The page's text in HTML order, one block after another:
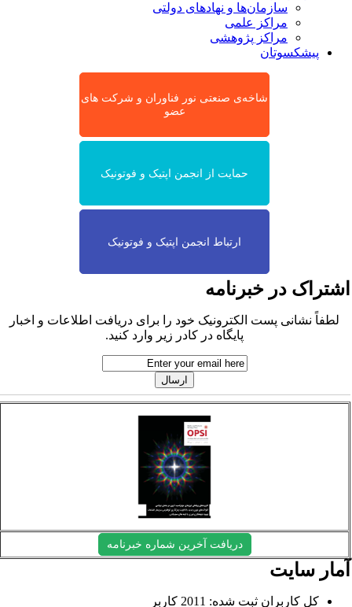
سازمان‌ها و نهادهای دولتی
مراکز علمی
مراکز پژوهشی
پیشکسوتان
شاخه‌ی صنعتی نور فناوران و شرکت های
عضو
حمایت از انجمن اپتیک و فوتونیک
ارتباط انجمن اپتیک و فوتونیک
در خبرنامه
لطفاً نشانی پست الکترونیک خود را برای دریافت اطلاعات و اخبار
پایگاه در کادر زیر وارد کنید.
دریافت آخرین شماره خبرنامه
سایت
کل کاربران ثبت شده: 2011 کاربر